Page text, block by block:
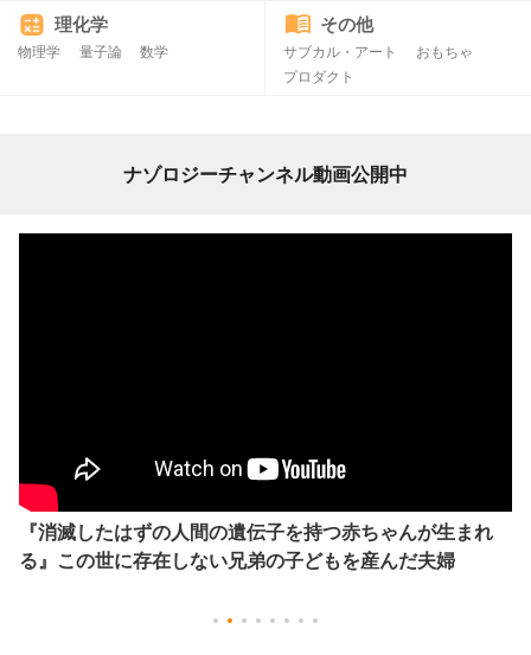
理化学
物理学 量子論 数学
その他
サブカル・アート
おもちゃ
プロダクト
ナゾロジーチャンネル動画公開中
『消滅したはずの人間の遺伝子を持つ赤ちゃんが生まれ
る』この世に存在しない兄弟の子どもを産んだ夫婦